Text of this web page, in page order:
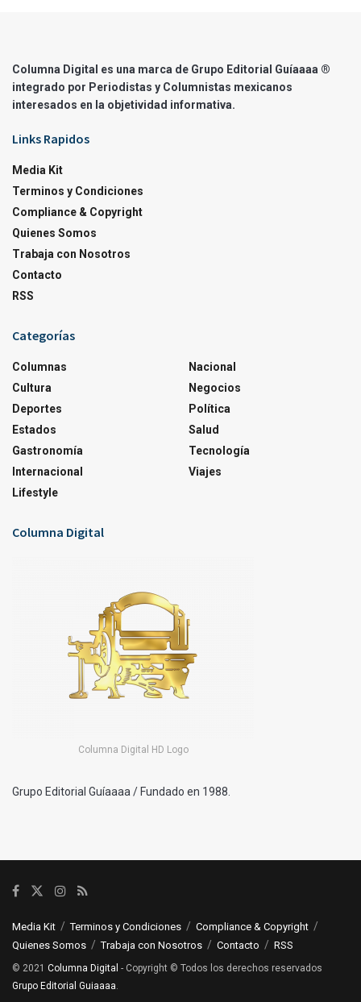
Columna Digital es una marca de Grupo Editorial Guíaaaa ®
integrado por Periodistas y Columnistas mexicanos
interesados en la objetividad informativa.
Links Rapidos
Media Kit
Terminos y Condiciones
Compliance & Copyright
Quienes Somos
Trabaja con Nosotros
Contacto
RSS
Categorías
Columnas
Cultura
Deportes
Estados
Gastronomía
Internacional
Lifestyle
Nacional
Negocios
Política
Salud
Tecnología
Viajes
Columna Digital
Columna Digital HD Logo
Grupo Editorial Guíaaaa / Fundado en 1988.
Media Kit Terminos y Condiciones
Compliance & Copyright
Quienes Somos
Trabaja con Nosotros Contacto RSS
© 2021 Columna Digital - Copyright © Todos los derechos reservados
Grupo Editorial Guiaaaa.